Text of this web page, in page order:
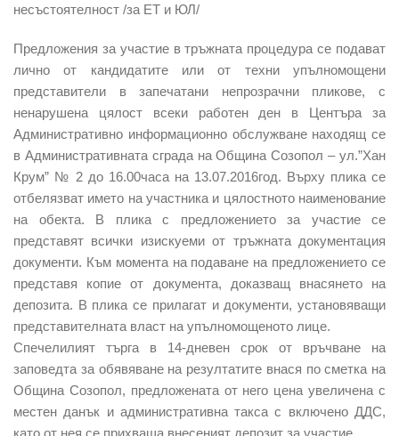
несъстоятелност /за ЕТ и ЮЛ/
Предложения за участие в тръжната процедура се подават
лично от кандидатите или от техни упълномощени
представители в запечатани непрозрачни пликове, с
ненарушена цялост всеки работен ден в Центъра за
Административно информационно обслужване находящ се
в Административната сграда на Община Созопол – ул.”Хан
Крум” № 2 до 16.00часа на 13.07.2016год. Върху плика се
отбелязват името на участника и цялостното наименование
на обекта. В плика с предложението за участие се
представят всички изискуеми от тръжната документация
документи. Към момента на подаване на предложението се
представя копие от документа, доказващ внасянето на
депозита. В плика се прилагат и документи, установяващи
представителната власт на упълномощеното лице.
Спечелилият търга в 14-дневен срок от връчване на
заповедта за обявяване на резултатите внася по сметка на
Община Созопол, предложената от него цена увеличена с
местен данък и административна такса с включено ДДС,
като от нея се прихваща внесеният депозит за участие.